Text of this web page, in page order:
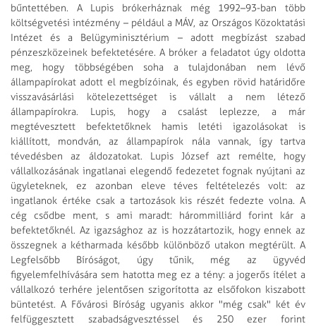
bűntettében. A Lupis brókerháznak még 1992–93-ban több
költségvetési intézmény – például a MÁV, az Országos Közoktatási
Intézet és a Belügyminisztérium – adott megbízást szabad
pénzeszközeinek befektetésére. A bróker a feladatot úgy oldotta
meg, hogy többségében soha a tulajdonában nem lévő
állampapírokat adott el megbízóinak, és egyben rövid határidőre
visszavásárlási kötelezettséget is vállalt a nem létező
állampapírokra. Lupis, hogy a csalást leplezze, a már
megtévesztett befektetőknek hamis letéti igazolásokat is
kiállított, mondván, az állampapírok nála vannak, így tartva
tévedésben az áldozatokat. Lupis József azt remélte, hogy
vállalkozásának ingatlanai elegendő fedezetet fognak nyújtani az
ügyleteknek, ez azonban eleve téves feltételezés volt: az
ingatlanok értéke csak a tartozások kis részét fedezte volna. A
cég csődbe ment, s ami maradt: hárommilliárd forint kár a
befektetőknél. Az igazsághoz az is hozzátartozik, hogy ennek az
összegnek a kétharmada később különböző utakon megtérült. A
Legfelsőbb Bíróságot, úgy tűnik, még az ügyvéd
figyelemfelhívására sem hatotta meg ez a tény: a jogerős ítélet a
vállalkozó terhére jelentősen szigorította az elsőfokon kiszabott
büntetést. A Fővárosi Bíróság ugyanis akkor "még csak" két év
felfüggesztett szabadságvesztéssel és 250 ezer forint